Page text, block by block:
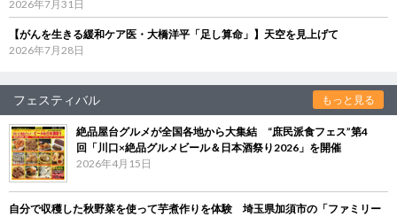
2026年7月31日
【がんを生きる緩和ケア医・大橋洋平「足し算命」】天空を見上げて
2026年7月28日
フェスティバル もっと見る
絶品屋台グルメが全国各地から大集結 “庶民派食フェス”第4
回「川口×絶品グルメビール＆日本酒祭り2026」を開催
2026年4月15日
自分で収穫した秋野菜を使って芋煮作りを体験 埼玉県加須市の「ファミリー